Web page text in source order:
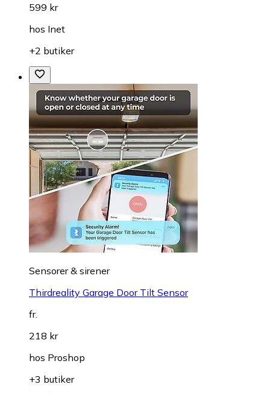
599 kr
hos Inet
+2 butiker
Sensorer & sirener
Thirdreality Garage Door Tilt Sensor
fr.
218 kr
hos Proshop
+3 butiker